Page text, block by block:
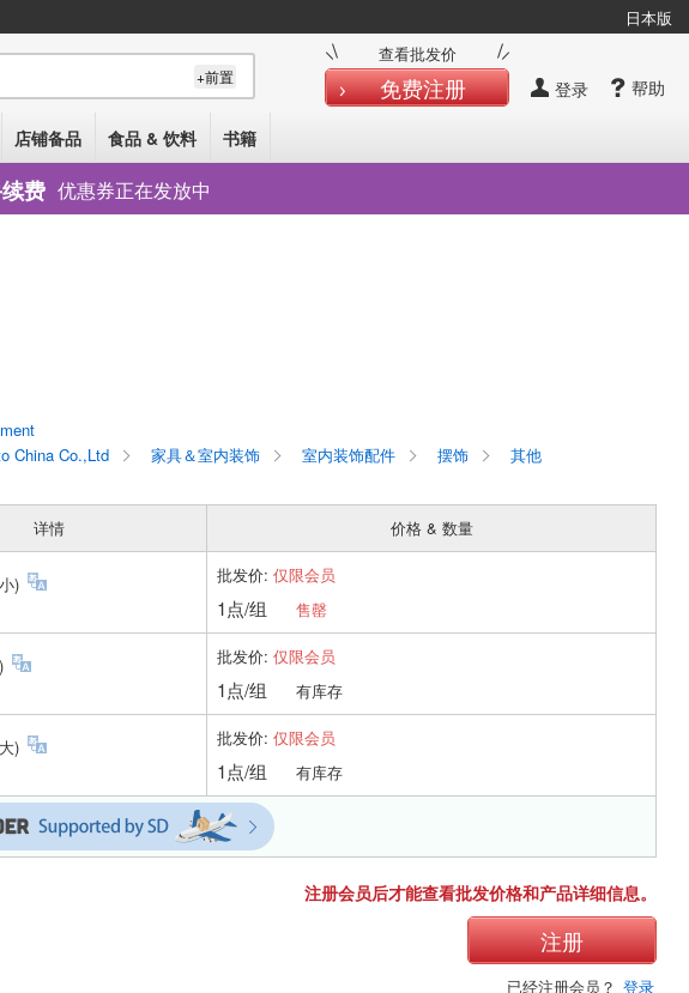
日本版
帮助
登录
查看批发价
免费注册
+前置
店铺备品 食品 & 饮料 书籍
费 优惠券正在发放中
China Co.,Ltd 家具＆室内装饰 室内装饰配件 摆饰
其他
详情
价格 & 数量
) 批发价: 仅限会员
1点/组 售罄
批发价: 仅限会员
1点/组 有库存
) 批发价: 仅限会员
1点/组 有库存
注册会员后才能查看批发价格和产品详细信息。
注册
已经注册会员？ 登录